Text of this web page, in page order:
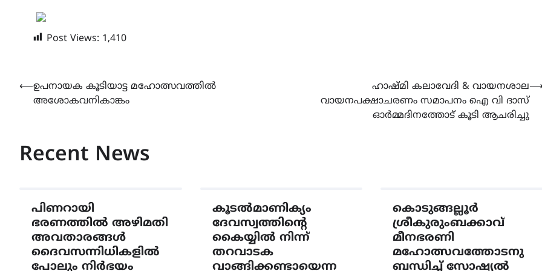
Post Views: 1,410
Post
navigation
⟵ഉപനായക കൂടിയാട്ട മഹോത്സവത്തിൽ
അശോകവനികാങ്കം
ഹാഷ്മി കലാവേദി & വായനശാല
വായനപക്ഷാചരണം സമാപനം ഐ വി ദാസ്
ഓർമ്മദിനത്തോട് കൂടി ആചരിച്ചു
Recent News
പിണറായി
ഭരണത്തിൽ അഴിമതി
അവതാരങ്ങൾ
ദൈവസന്നിധികളിൽ
പോലും നിർഭയം
കൂടൽമാണിക്യം
ദേവസ്വത്തിൻ്റെ
കൈയ്യിൽ നിന്ന്
തറവാടക
വാങ്ങിക്കണ്ടായെന്ന
കൊടുങ്ങല്ലൂർ
ശ്രീകുരുംബക്കാവ്
മീനഭരണി
മഹോത്സവത്തോടനു
ബന്ധിച്ച് സോഷ്യൽ